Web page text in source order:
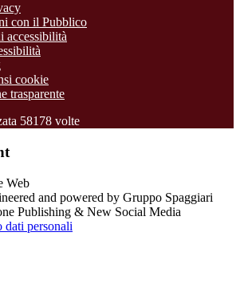
con il Pubblico
accessibilità
cookie
trasparente
58178 volte
and powered by Gruppo Spaggiari
Publishing & New Social Media
dati personali